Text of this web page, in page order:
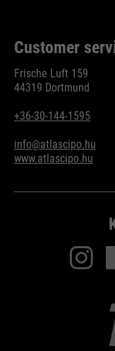
Customer
Frische Luft 159
44319 Dortmund
+36-30-144-1595
info@atlascipo.hu
www.atlascipo.hu